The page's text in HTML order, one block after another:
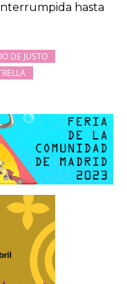
hasta
DE JUSTO